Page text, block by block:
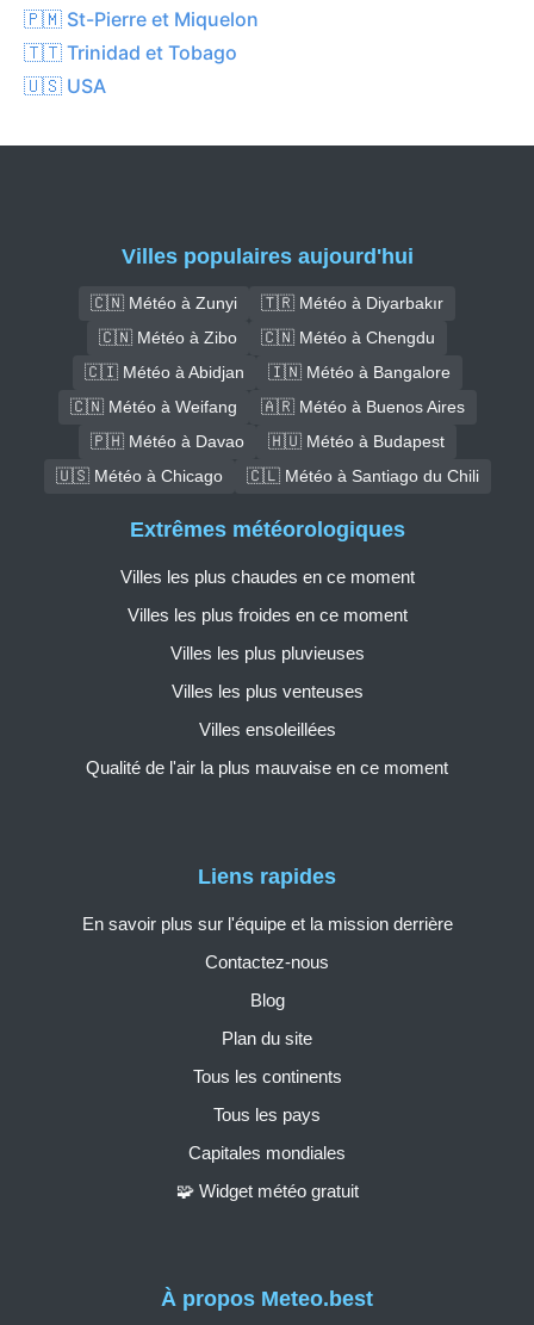
🇵🇲 St-Pierre et Miquelon
🇹🇹 Trinidad et Tobago
🇺🇸 USA
Villes populaires aujourd'hui
🇨🇳 Météo à Zunyi
🇹🇷 Météo à Diyarbakır
🇨🇳 Météo à Zibo
🇨🇳 Météo à Chengdu
🇨🇮 Météo à Abidjan
🇮🇳 Météo à Bangalore
🇨🇳 Météo à Weifang
🇦🇷 Météo à Buenos Aires
🇵🇭 Météo à Davao
🇭🇺 Météo à Budapest
🇺🇸 Météo à Chicago
🇨🇱 Météo à Santiago du Chili
À propos Meteo.best
Liens rapides
En savoir plus sur l'équipe et la mission derrière
Contactez-nous
Blog
Plan du site
Tous les continents
Tous les pays
Capitales mondiales
🧩 Widget météo gratuit
Extrêmes météorologiques
Villes les plus chaudes en ce moment
Villes les plus froides en ce moment
Villes les plus pluvieuses
Villes les plus venteuses
Villes ensoleillées
Qualité de l'air la plus mauvaise en ce moment